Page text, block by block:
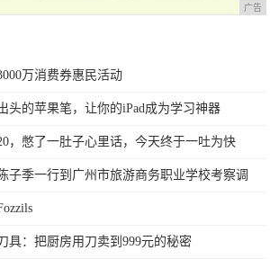
广告
万消费券惠民活动
头的苹果笔，让你的iPad成为学习神器
，憋了一肚子心里话，今天终于一吐为快
子季一行到广州市旅游商务职业学校考察调
具：把厨房用刀卖到999元的秘密